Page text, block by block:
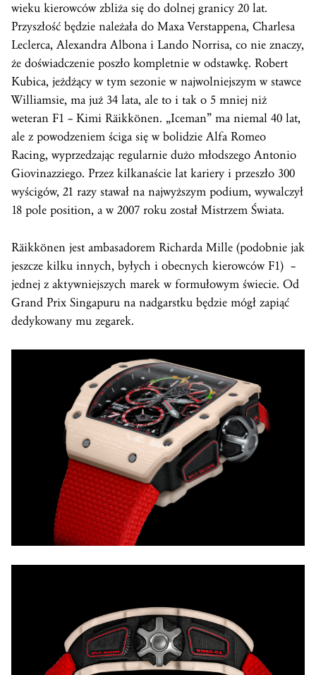
wieku kierowców zbliża się do dolnej granicy 20 lat.
Przyszłość będzie należała do Maxa Verstappena, Charlesa
Leclerca, Alexandra Albona i Lando Norrisa, co nie znaczy,
że doświadczenie poszło kompletnie w odstawkę. Robert
Kubica, jeżdżący w tym sezonie w najwolniejszym w stawce
Williamsie, ma już 34 lata, ale to i tak o 5 mniej niż
weteran F1 – Kimi Räikkönen. „Iceman” ma niemal 40 lat,
ale z powodzeniem ściga się w bolidzie Alfa Romeo
Racing, wyprzedzając regularnie dużo młodszego Antonio
Giovinazziego. Przez kilkanaście lat kariery i przeszło 300
wyścigów, 21 razy stawał na najwyższym podium, wywalczył
18 pole position, a w 2007 roku został Mistrzem Świata.
Räikkönen jest ambasadorem Richarda Mille (podobnie jak
jeszcze kilku innych, byłych i obecnych kierowców F1) –
jednej z aktywniejszych marek w formułowym świecie. Od
Grand Prix Singapuru na nadgarstku będzie mógł zapiąć
dedykowany mu zegarek.